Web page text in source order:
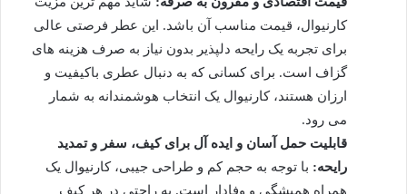
کارنیوال، قیمت مناسب آن باشد. این عطر فرصتی عالی
برای تجربه یک رایحه دلپذیر بدون نیاز به صرف هزینه های
گزاف است. برای کسانی که به دنبال عطری باکیفیت و
ارزان هستند، کارنیوال یک انتخاب هوشمندانه به شمار
می رود.
قابلیت حمل آسان و ایده آل برای کیف، سفر و تمدید
رایحه: با توجه به حجم کم و طراحی جیبی، کارنیوال یک
همراه همیشگی و وفادار است. به راحتی در هر کیف